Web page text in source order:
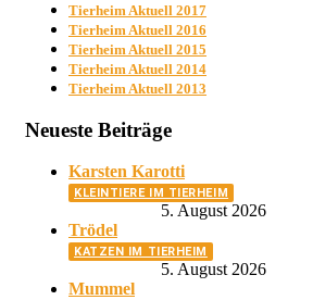
Tierheim Aktuell 2017
Tierheim Aktuell 2016
Tierheim Aktuell 2015
Tierheim Aktuell 2014
Tierheim Aktuell 2013
Neueste Beiträge
Karsten Karotti
KLEINTIERE IM TIERHEIM
5. August 2026
Trödel
KATZEN IM TIERHEIM
5. August 2026
Mummel